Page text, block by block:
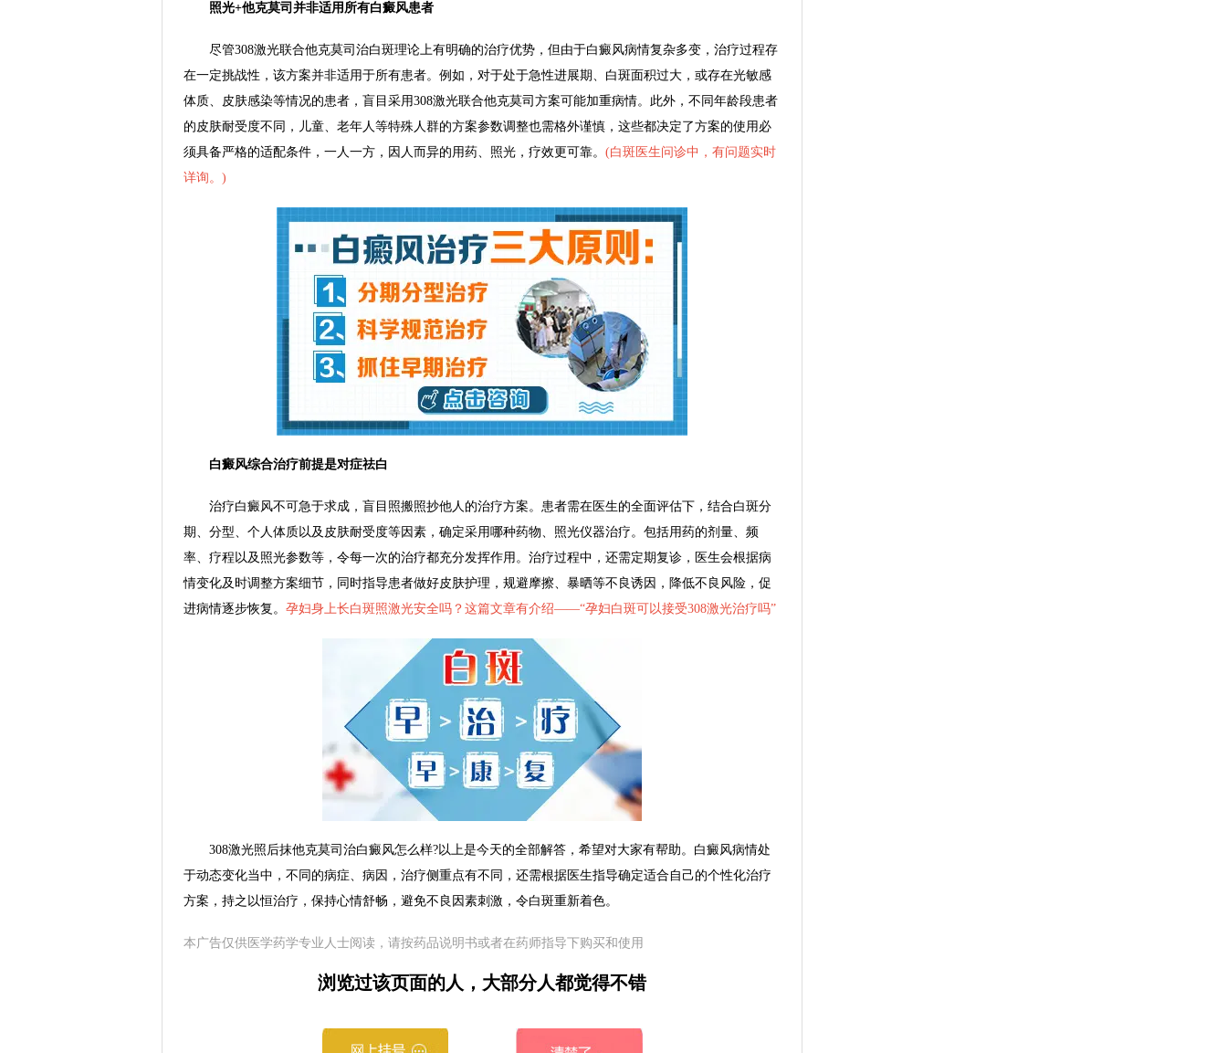
照光+他克莫司并非适用所有白癜风患者
尽管308激光联合他克莫司治白斑理论上有明确的治疗优势，但由于白癜风病情复杂多变，治疗过程存
在一定挑战性，该方案并非适用于所有患者。例如，对于处于急性进展期、白斑面积过大，或存在光敏感
体质、皮肤感染等情况的患者，盲目采用308激光联合他克莫司方案可能加重病情。此外，不同年龄段患者
的皮肤耐受度不同，儿童、老年人等特殊人群的方案参数调整也需格外谨慎，这些都决定了方案的使用必
须具备严格的适配条件，一人一方，因人而异的用药、照光，疗效更可靠。 (白斑医生问诊中，有问题实时
详询。 )
白癜风综合治疗前提是对症祛白
治疗白癜风不可急于求成，盲目照搬照抄他人的治疗方案。患者需在医生的全面评估下，结合白斑分
期、分型、个人体质以及皮肤耐受度等因素，确定采用哪种药物、照光仪器治疗。包括用药的剂量、频
率、疗程以及照光参数等，令每一次的治疗都充分发挥作用。治疗过程中，还需定期复诊，医生会根据病
情变化及时调整方案细节，同时指导患者做好皮肤护理，规避摩擦、暴晒等不良诱因，降低不良风险，促
进病情逐步恢复。 孕妇身上长白斑照激光安全吗？这篇文章有介绍——“孕妇白斑可以接受308激光治疗吗”
308激光照后抹他克莫司治白癜风怎么样?以上是今天的全部解答，希望对大家有帮助。白癜风病情处
于动态变化当中，不同的病症、病因，治疗侧重点有不同，还需根据医生指导确定适合自己的个性化治疗
方案，持之以恒治疗，保持心情舒畅，避免不良因素刺激，令白斑重新着色。
本广告仅供医学药学专业人士阅读，请按药品说明书或者在药师指导下购买和使用
浏览过该页面的人，大部分人都觉得不错